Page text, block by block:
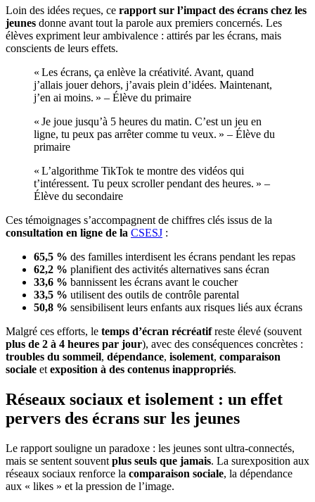
Loin des idées reçues, ce rapport sur l’impact des écrans chez les
jeunes donne avant tout la parole aux premiers concernés. Les
élèves expriment leur ambivalence : attirés par les écrans, mais
conscients de leurs effets.
« Les écrans, ça enlève la créativité. Avant, quand
j’allais jouer dehors, j’avais plein d’idées. Maintenant,
j’en ai moins. » – Élève du primaire
« Je joue jusqu’à 5 heures du matin. C’est un jeu en
ligne, tu peux pas arrêter comme tu veux. » – Élève du
primaire
« L’algorithme TikTok te montre des vidéos qui
t’intéressent. Tu peux scroller pendant des heures. » –
Élève du secondaire
Ces témoignages s’accompagnent de chiffres clés issus de la
consultation en ligne de la CSESJ :
65,5 % des familles interdisent les écrans pendant les repas
62,2 % planifient des activités alternatives sans écran
33,6 % bannissent les écrans avant le coucher
33,5 % utilisent des outils de contrôle parental
50,8 % sensibilisent leurs enfants aux risques liés aux écrans
Malgré ces efforts, le temps d’écran récréatifreste élevé (souvent
plus de 2 à 4 heures par jour), avec des conséquences concrètes :
troubles du sommeil, dépendance, isolement, comparaison
sociale et exposition à des contenus inappropriés.
Réseaux sociaux et isolement : un effet
pervers des écrans sur les jeunes
Le rapport souligne un paradoxe : les jeunes sont ultra-connectés,
mais se sentent souvent plus seuls que jamais. La surexposition aux
réseaux sociaux renforce la comparaison sociale, la dépendance
aux « likes » et la pression de l’image.